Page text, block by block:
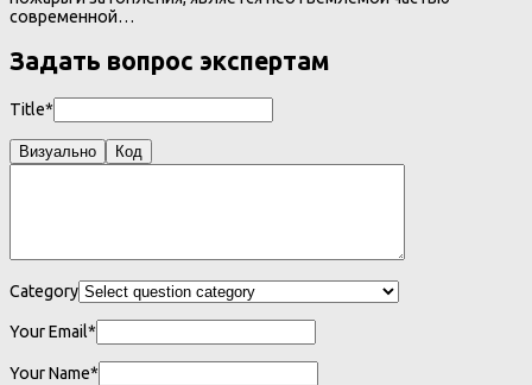
современной…
Задать вопрос экспертам
Title*
Визуально Код
Category
Your Email*
Your Name*